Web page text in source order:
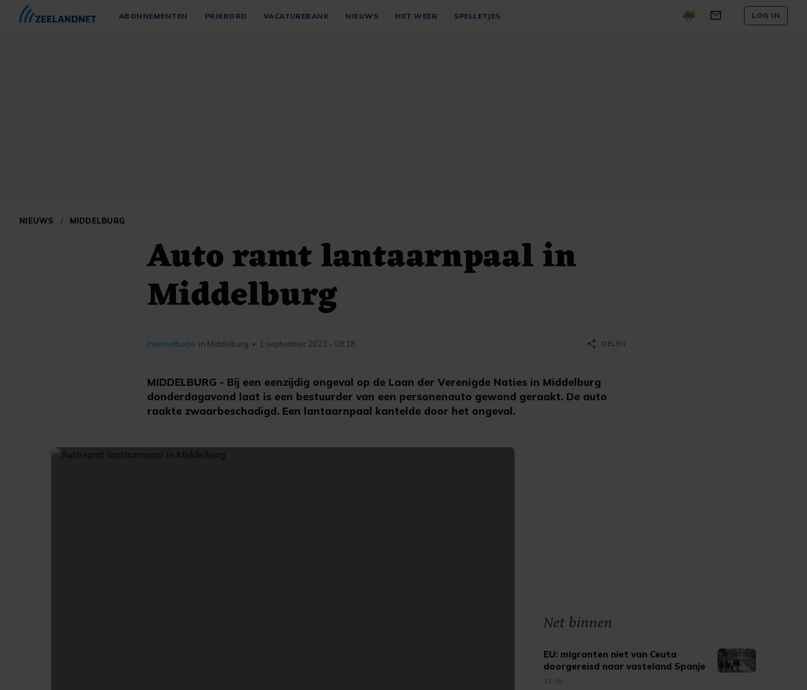
ABONNEMENTEN PRIKBORD VACATUREBANK NIEUWS HET WEER SPELLETJES LOG IN
NIEUWS / MIDDELBURG
Auto ramt lantaarnpaal in
Middelburg
MIDDELBURG - Bij een eenzijdig ongeval op de Laan der Verenigde Naties in Middelburg
donderdagavond laat is een bestuurder van een personenauto gewond geraakt. De auto
raakte zwaarbeschadigd. Een lantaarnpaal kantelde door het ongeval.
Internetbode in Middelburg • 1 september 2023 - 09:18 share DELEN
Net binnen
EU: migranten niet van Ceuta
doorgereisd naar vasteland Spanje
13:48